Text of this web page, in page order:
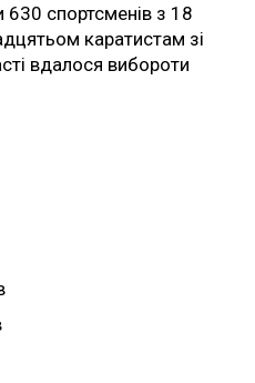
630 спортсменів з 18
каратистам зі
вдалося вибороти